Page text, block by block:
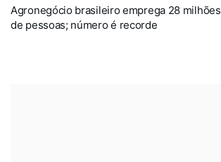
Agronegócio brasileiro emprega 28 milhões
de pessoas; número é recorde